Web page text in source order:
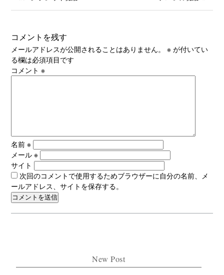
コメントを残す
メールアドレスが公開されることはありません。 ※ が付いてい
る欄は必須項目です
コメント※
名前※
メール※
サイト
次回のコメントで使用するためブラウザーに自分の名前、メ
ールアドレス、サイトを保存する。
New Post